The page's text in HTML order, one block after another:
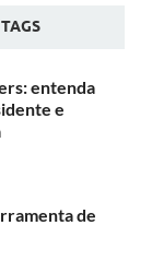
TAGS
entenda
e
de